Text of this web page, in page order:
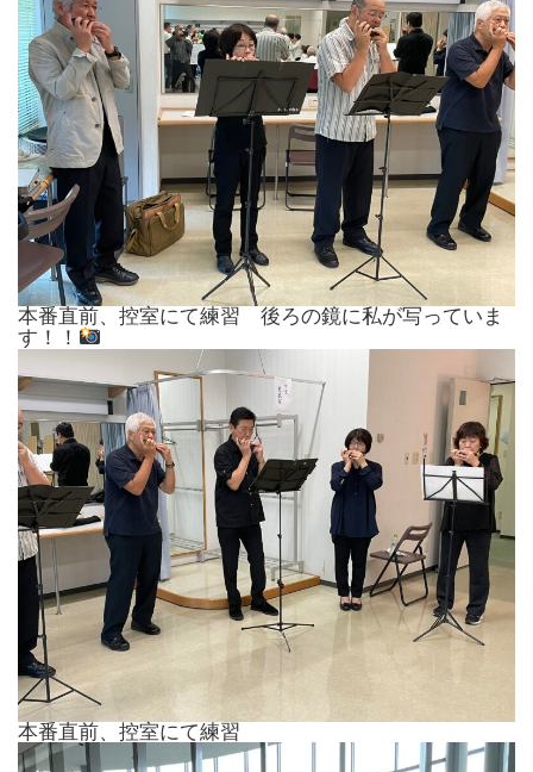
本番直前、控室にて練習 後ろの鏡に私が写っていま
す！！
本番直前、控室にて練習